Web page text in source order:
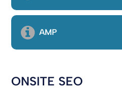
AMP
ONSITE SEO